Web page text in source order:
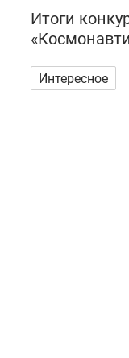
Итоги
Интересное